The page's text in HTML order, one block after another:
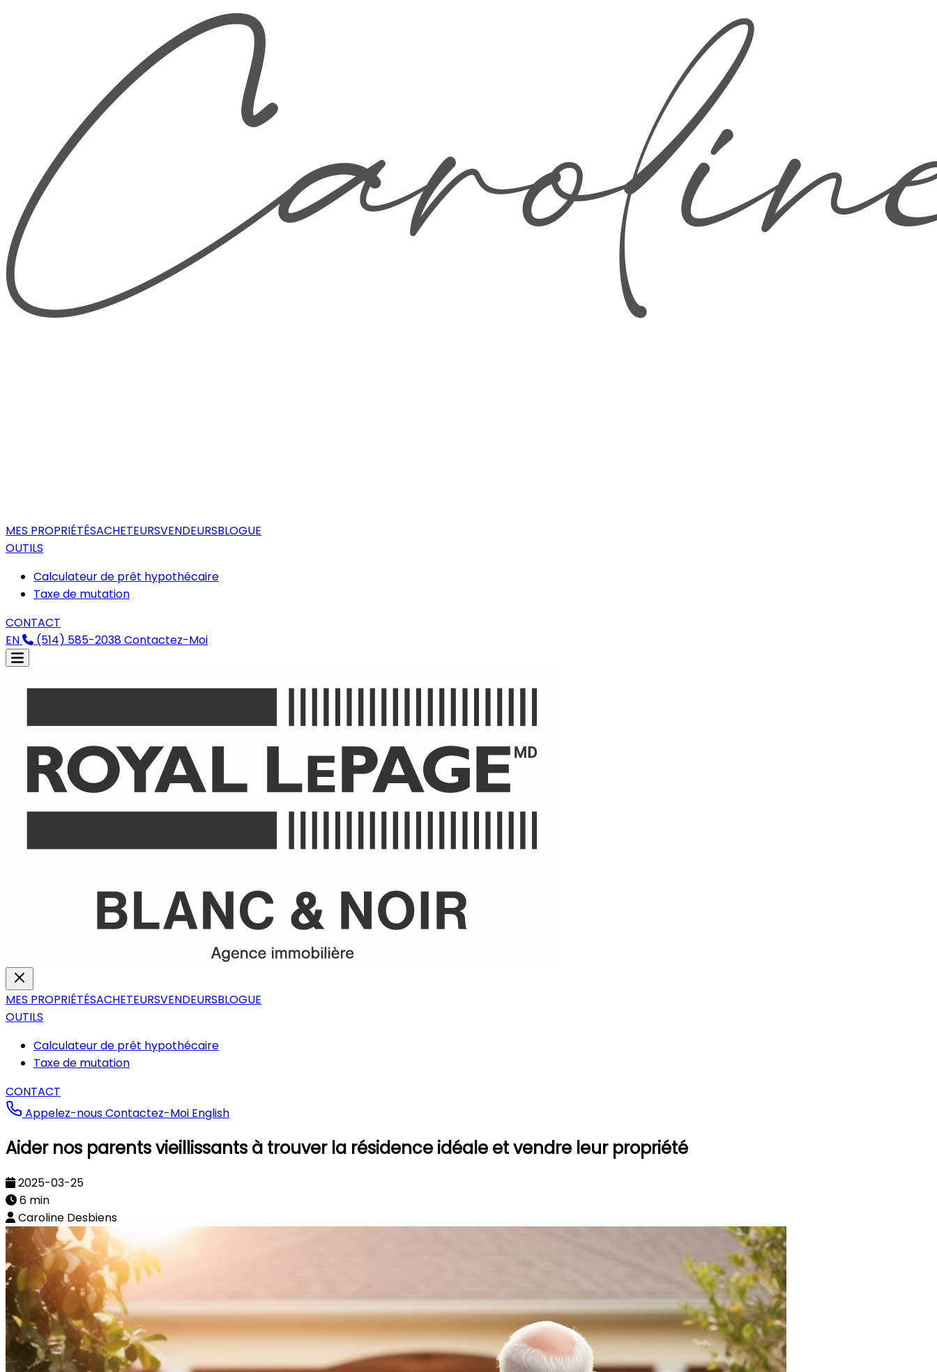
MES PROPRIÉTÉSACHETEURSVENDEURSBLOGUE
OUTILS
Calculateur de prêt hypothécaire
Taxe de mutation
CONTACT
EN
(514) 585-2038Contactez-Moi
MES PROPRIÉTÉSACHETEURSVENDEURSBLOGUE
OUTILS
Calculateur de prêt hypothécaire
Taxe de mutation
CONTACT
Appelez-nousContactez-Moi English
Aider nos parents vieillissants à trouver la résidence idéale et vendre leur propriété
2025-03-25
6 min
Caroline Desbiens